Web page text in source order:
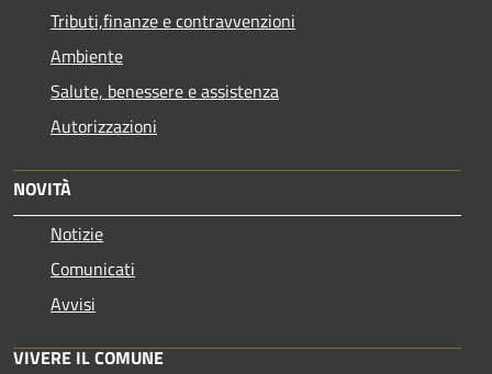
Tributi,finanze e contravvenzioni
Ambiente
Salute, benessere e assistenza
Autorizzazioni
NOVITÀ
Notizie
Comunicati
Avvisi
VIVERE IL COMUNE